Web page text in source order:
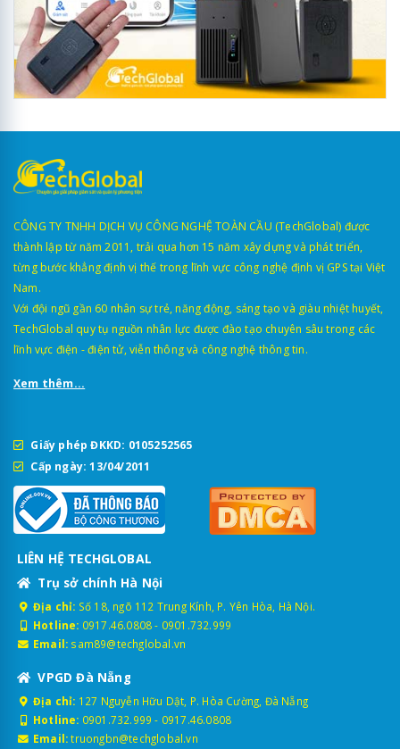
CÔNG TY TNHH DỊCH VỤ CÔNG NGHỆ TOÀN CẦU (TechGlobal) được
thành lập từ năm 2011, trải qua hơn 15 năm xây dựng và phát triển,
từng bước khẳng định vị thế trong lĩnh vực công nghệ định vị GPS tại Việt
Nam.
Với đội ngũ gần 60 nhân sự trẻ, năng động, sáng tạo và giàu nhiệt huyết,
TechGlobal quy tụ nguồn nhân lực được đào tạo chuyên sâu trong các
lĩnh vực điện - điện tử, viễn thông và công nghệ thông tin.
Xem thêm...
Giấy phép ĐKKD: 0105252565
Cấp ngày: 13/04/2011
LIÊN HỆ TECHGLOBAL
Trụ sở chính Hà Nội
Địa chỉ: Số 18, ngõ 112 Trung Kính, P. Yên Hòa, Hà Nội.
Hotline: 0917.46.0808- 0901.732.999
Email: sam89@techglobal.vn
VPGD Đà Nẵng
Địa chỉ: 127 Nguyễn Hữu Dật, P. Hòa Cường, Đà Nẵng
Hotline: 0901.732.999 - 0917.46.0808
Email: truongbn@techglobal.vn